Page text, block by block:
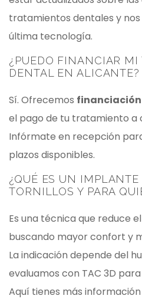
tratamientos dentales y
última tecnología.
¿PUEDO FINANCIAR MI
DENTAL EN ALICANTE?
Sí. Ofrecemos
el pago de tu tratamiento a
Infórmate en recepción
plazos disponibles.
¿QUÉ ES UN
TORNILLOS Y PARA
Es una técnica que reduce
buscando mayor confort y
La indicación depende del
evaluamos con TAC 3D
Aquí tienes más